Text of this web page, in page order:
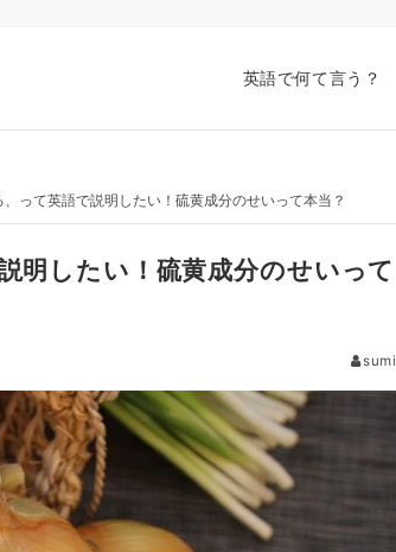
英語で何て言う？
って英語で説明したい！硫黄成分のせいって本当？
明したい！硫黄成分のせいって
sumi